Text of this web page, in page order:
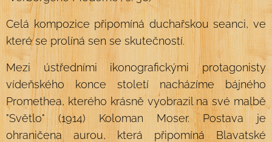
Celá kompozice připomíná duchařskou seanci, ve
které se prolíná sen se skutečností.
Mezi ústředními ikonografickými protagonisty
vídeňského konce století nacházíme bájného
Promethea, kterého krásně vyobrazil na své malbě
"Světlo" (1914) Koloman Moser. Postava je
ohraničena aurou, která připomíná Blavatské